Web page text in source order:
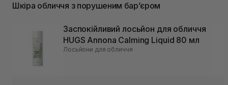
Шкіра обличчя з порушеним барʼєром
Заспокійливий лосьйон для обличчя
HUGS Annona Calming Liquid 80 мл
Лосьйони для обличчя